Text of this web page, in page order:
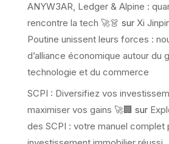
ANYW3AR, Ledger & Alpine :
rencontre la tech 🚀👗 sur Xi
Poutine unissent leurs forces :
d’alliance économique autour du
technologie et du commerce
SCPI : Diversifiez vos
maximiser vos gains 🚀🏢 sur
des SCPI : votre manuel complet